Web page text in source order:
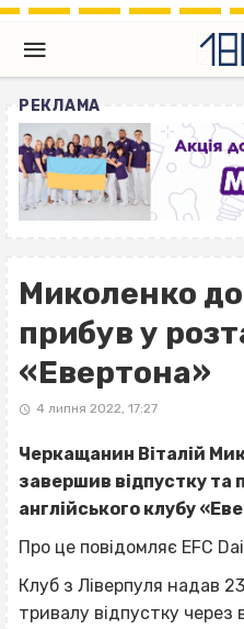
РЕКЛАМА
Миколенко
прибув у
«Евертона»
4 липня 2022, 17:27
Черкащанин Віталій
завершив відпустку та
англійського клубу
Про це повідомляє EFC
Клуб з Ліверпуля надав
тривалу відпустку через